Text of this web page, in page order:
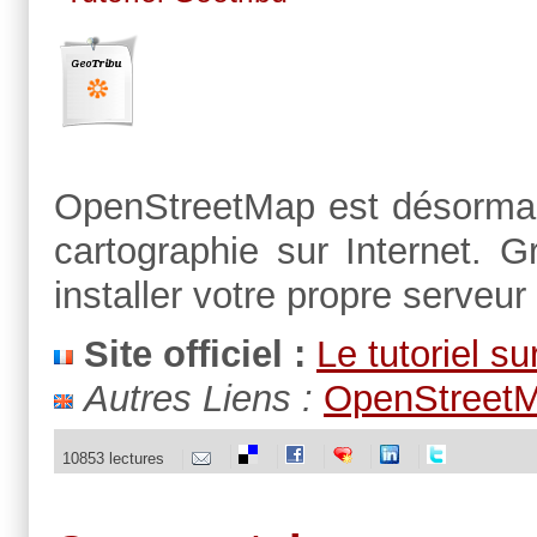
OpenStreetMap est
cartographie sur Internet.
installer votre propre
Site officiel : Le tutoriel
Autres Liens :
10853 lectures